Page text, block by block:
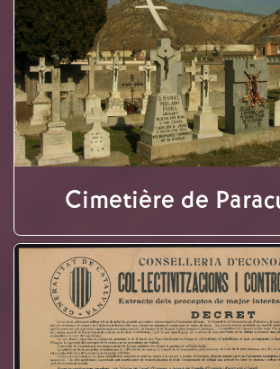
Cimetière de